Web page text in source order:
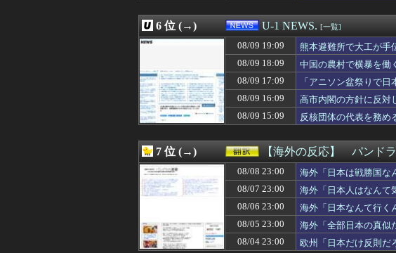
08/09 19:02
【1stガンダム】難民老人「また地
08/09 19:01
36歳ニートワイ、無事親の説得を済
08/09 19:00
【長野】安曇野市と大町市で土砂
【愛知】溺れかけた小学生の息子を
08/09 19:00
古市憲寿、中居正広問題で第三委を
08/09 19:00
【画像】白石麻衣さん(34)、高校生
08/09 19:00
【エヴァ】シンジくんって大人にな
08/09 19:00
【艦これ】E2-3って前段の山の1つ
08/09 19:00
【ラブライブ！】【画像】くりぱん
08/09 19:00
【艦これ】E5ってゴトとグロワール
08/09 19:00
【悲報】脳外科医「腫瘍取るぞ！」
08/09 19:00
【武装バニー★BUNNY RAPID
08/09 19:00
【驚愕】「実家暮らし」とんでもな
08/09 19:00
【画像】AIレベルの綺麗すぎるプロ
韓国人「日本人は本当にGalaxyが大
08/09 19:00
【悲報】日本人、もはや何も欲しが
08/09 19:00
【動画】世界一過酷なオフロードレ
08/09 19:00
言うほどスーパーカブって良いバイ
6 位 (→) U-1 NEWS. [一覧]
08/09 19:09
熊本避難所で大工が手
結果……
08/09 18:09
中国の農村で横暴を
08/09 17:09
「アニソン盆祭りで
まい……
08/09 16:09
高市内閣の方針に反
08/09 15:09
反核団体の代表を務
7 位 (→) 【海外の反応】 パンド
08/08 23:00
海外「日本は戦勝国な
08/07 23:00
海外「日本人はなんて
08/06 23:00
海外「日本なんて行く
08/05 23:00
海外「全部日本の真似
08/04 23:00
欧州「日本だけ反則だ